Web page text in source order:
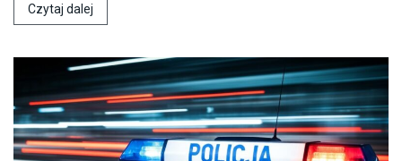
Czytaj dalej